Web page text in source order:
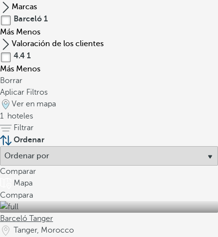
Marcas
Barceló 1
Más Menos
Valoración de los clientes
4.4 1
Más Menos
Borrar
Aplicar Filtros
Ver en mapa
1 hoteles
Filtrar
Ordenar
Comparar
Mapa
Compara
Barceló Tanger
Tanger, Morocco